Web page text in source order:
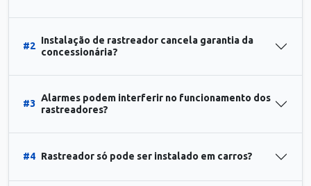
#2
Instalação de rastreador cancela garantia da
concessionária?
#3
Alarmes podem interferir no funcionamento dos
rastreadores?
#4 Rastreador só pode ser instalado em carros?